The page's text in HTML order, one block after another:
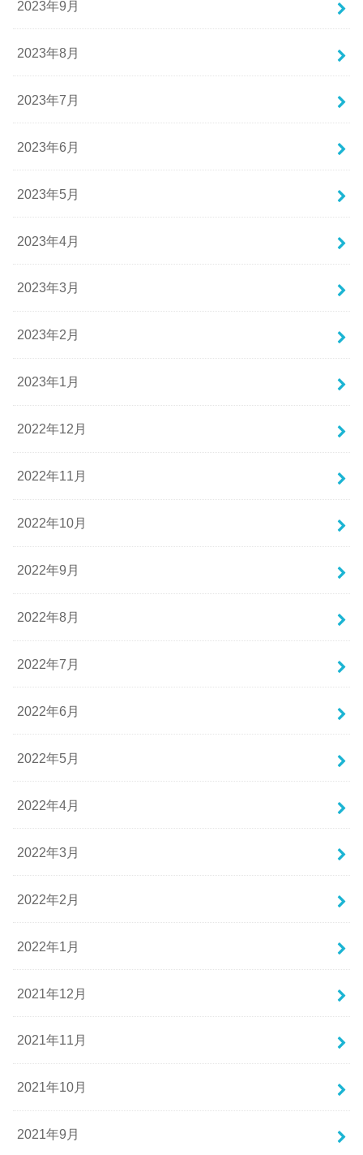
2023年9月
2023年8月
2023年7月
2023年6月
2023年5月
2023年4月
2023年3月
2023年2月
2023年1月
2022年12月
2022年11月
2022年10月
2022年9月
2022年8月
2022年7月
2022年6月
2022年5月
2022年4月
2022年3月
2022年2月
2022年1月
2021年12月
2021年11月
2021年10月
2021年9月